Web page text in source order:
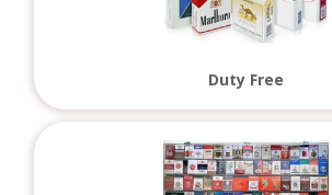
Duty Free